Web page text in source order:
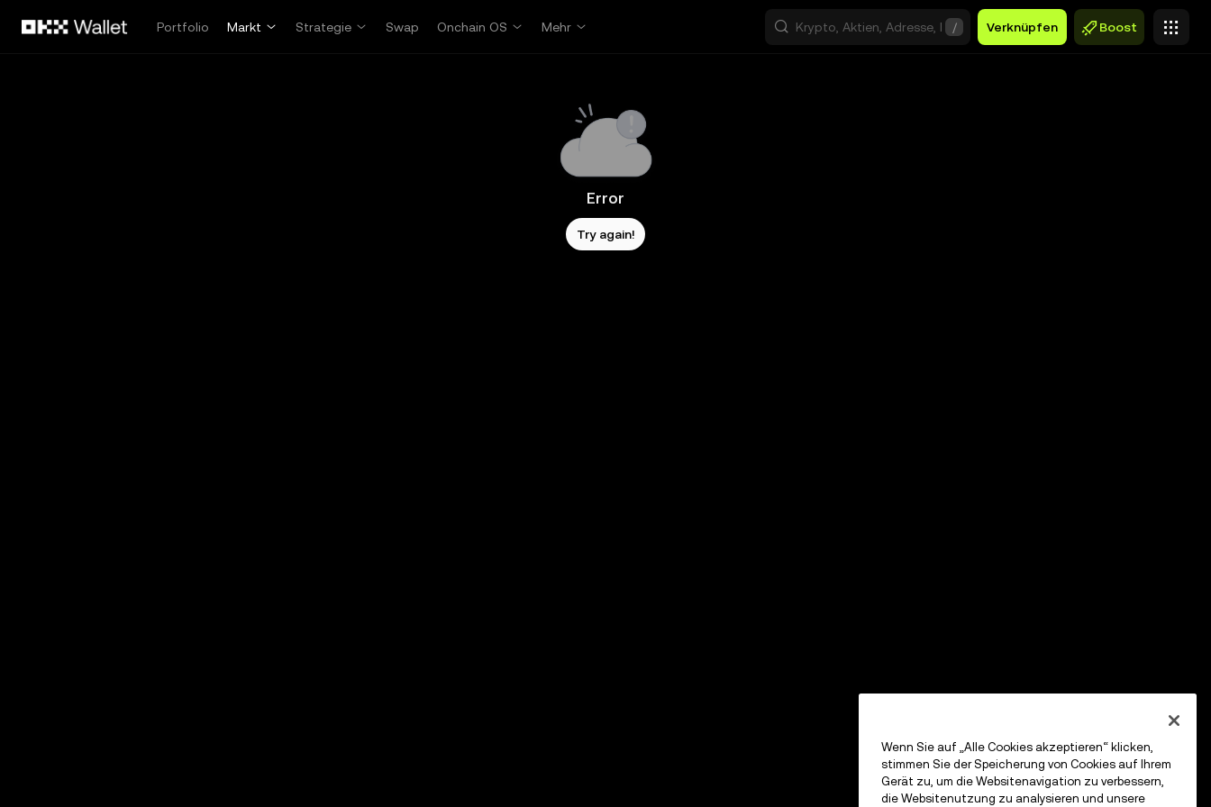
Portfolio
Markt Strategie Swap Onchain OS Mehr / Verknüpfen Boost
Error
Try again!
Wenn Sie auf „Alle Cookies akzeptieren“ klicken,
stimmen Sie der Speicherung von Cookies auf Ihrem
Gerät zu, um die Websitenavigation zu verbessern,
die Websitenutzung zu analysieren und unsere